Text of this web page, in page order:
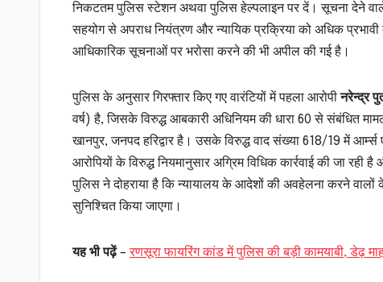
निकटतम पुलिस स्टेशन अथवा पुलिस हेल्पलाइन पर दें। सूचना देने
सहयोग से अपराध नियंत्रण और न्यायिक प्रक्रिया को अधिक
आधिकारिक सूचनाओं पर भरोसा करने की भी अपील की गई है।
पुलिस के अनुसार गिरफ्तार किए गए वारंटियों में पहला आरोपीनरेन्द्र
वर्ष) है, जिसके विरुद्ध आबकारी अधिनियम की धारा 60 से संबंधित
खानपुर, जनपद हरिद्वार है। उसके विरुद्ध वाद संख्या 618/19 में आर्म्स
आरोपियों के विरुद्ध नियमानुसार अग्रिम विधिक कार्रवाई की जा रही
पुलिस ने दोहराया है कि न्यायालय के आदेशों की अवहेलना करने वालों
सुनिश्चित किया जाएगा।
यह भी पढ़ें–रणसूरा फायरिंग कांड में पुलिस की बड़ी कामयाबी, डेढ़